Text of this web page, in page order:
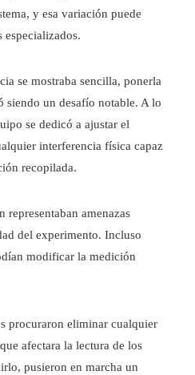
y esa variación puede
especializados.
se mostraba sencilla, ponerla
siendo un desafío notable. A lo
se dedicó a ajustar el
interferencia física capaz
recopilada.
representaban amenazas
del experimento. Incluso
modificar la medición
procuraron eliminar cualquier
afectara la lectura de los
pusieron en marcha un